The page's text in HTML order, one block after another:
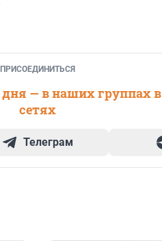
ПРИСОЕДИНИТЬСЯ
— в наших группах
сетях
Телеграм